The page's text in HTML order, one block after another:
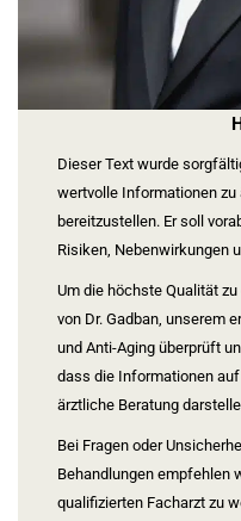
Dieser Text wurde
wertvolle Informationen
bereitzustellen. Er soll
Risiken, Nebenwirkungen
Um die höchste Qualität
von Dr. Gadban, unserem
und Anti-Aging überprüft
dass die Informationen
ärztliche Beratung
Bei Fragen oder
Behandlungen empfehlen
qualifizierten Facharzt zu